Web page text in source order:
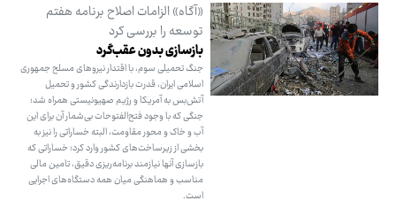
«آگاه» الزامات اصلاح برنامه هفتم
توسعه را بررسی کرد
بازسازی بدون عقب‌گرد
جنگ تحمیلی سوم، با اقتدار نیروهای مسلح جمهوری
اسلامی ایران، قدرت بازدارندگی کشور و تحمیل
آتش‌بس به آمریکا و رژیم صهیونیستی همراه شد؛
جنگی که با وجود فتح‌الفتوحات بی‌شمار آن برای این
آب و خاک و محور مقاومت، البته خساراتی را نیز به
بخشی از زیرساخت‌های کشور وارد کرد؛ خساراتی که
بازسازی آنها نیازمند برنامه‌ریزی دقیق، تامین مالی
مناسب و هماهنگی میان همه دستگاه‌های اجرایی
است.